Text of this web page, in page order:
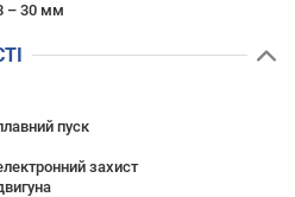
– 30 мм
пуск
захист